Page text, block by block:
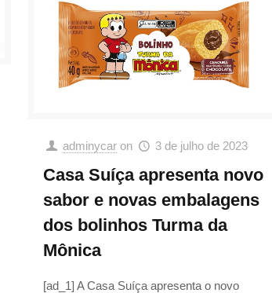
adminycar on 3 de julho de 2023
Casa Suíça apresenta novo
sabor e novas embalagens
dos bolinhos Turma da
Mônica
[ad_1] A Casa Suíça apresenta o novo